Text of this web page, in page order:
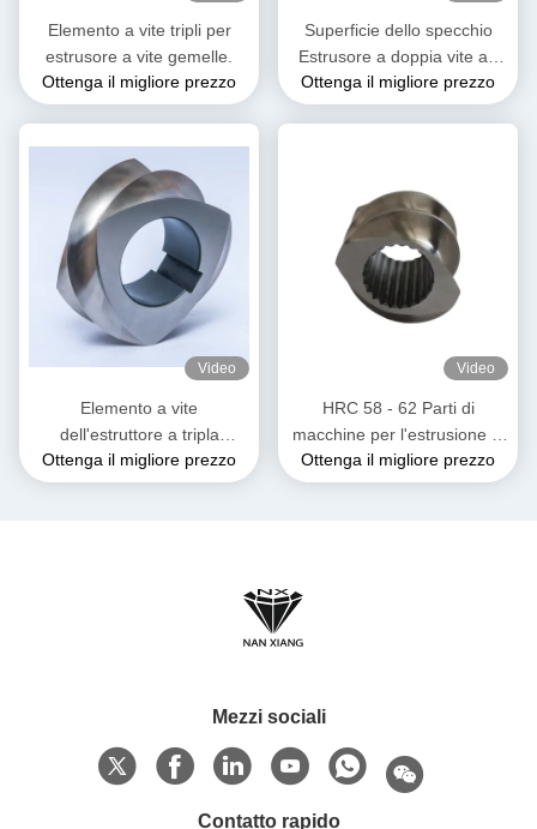
Elemento a vite tripli per
estrusore a vite gemelle.
Ottenga il migliore prezzo
Superficie dello specchio
Estrusore a doppia vite ad
alta indurimento Elemento di
vite a doppio volo
Ottenga il migliore prezzo
Video
Elemento a vite
dell'estruttore a tripla
velocità Flusso a singola
spina per la composizione di
Ottenga il migliore prezzo
Video
HRC 58 - 62 Parti di
macchine per l'estrusione di
elementi a doppia vite per
alte temperature
Ottenga il migliore prezzo
Mezzi sociali
Contatto rapido